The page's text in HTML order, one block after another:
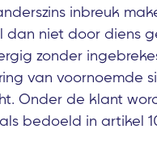
inbreuk
dan niet door diens
zonder
van voornoemde
Onder de klant
bedoeld in artikel